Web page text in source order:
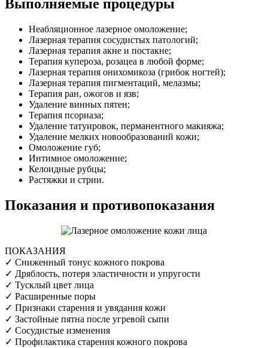
Выполняемые процедуры
Неабляционное лазерное омоложение;
Лазерная терапия сосудистых патологий;
Лазерная терапия акне и постакне;
Терапия купероза, розацеа в любой форме;
Лазерная терапия онихомикоза (грибок ногтей);
Лазерная терапия пигментаций, мелазмы;
Терапия ран, ожогов и язв;
Удаление винных пятен;
Терапия псориаза;
Удаление татуировок, перманентного макияжа;
Удаление мелких новообразований кожи;
Омоложение губ;
Интимное омоложение;
Келоидные рубцы;
Растяжки и стрии.
Показания и противопоказания
ПОКАЗАНИЯ
✓ Сниженный тонус кожного покрова
✓ Дряблость, потеря эластичности и упругости
✓ Тусклый цвет лица
✓ Расширенные поры
✓ Признаки старения и увядания кожи
✓ Застойные пятна после угревой сыпи
✓ Сосудистые изменения
✓ Профилактика старения кожного покрова